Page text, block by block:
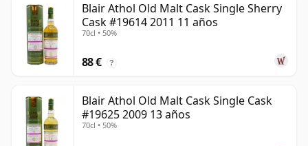
Blair Athol Old Malt Cask Single Sherry
Cask #19614 2011 11 años
70cl • 50%
88 € ?
Blair Athol Old Malt Cask Single Cask
#19625 2009 13 años
70cl • 50%